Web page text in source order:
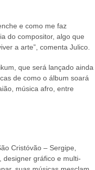
e como me faz
do compositor, algo que
a arte”, comenta Julico.
que será lançado ainda
de como o álbum soará
música afro, entre
Cristóvão – Sergipe,
designer gráfico e multi-